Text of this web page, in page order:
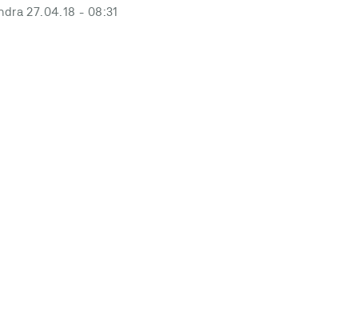
27.04.18 - 08:31